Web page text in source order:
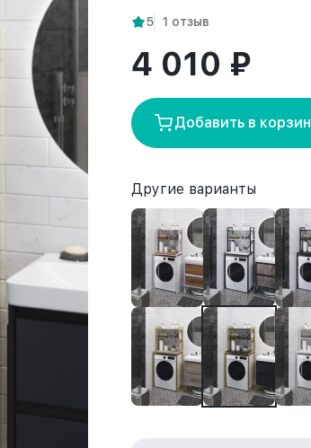
5 1 отзыв
4 010 ₽
Добавить в
Другие варианты